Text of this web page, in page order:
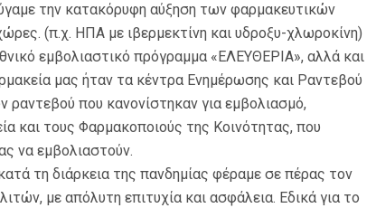
την κατακόρυφη αύξηση των φαρμακευτικών
(π.χ. ΗΠΑ με ιβερμεκτίνη και υδροξυ-χλωροκίνη)
εμβολιαστικό πρόγραμμα «ΕΛΕΥΘΕΡΙΑ», αλλά και
μας ήταν τα κέντρα Ενημέρωσης και Ραντεβού
που κανονίστηκαν για εμβολιασμό,
και τους Φαρμακοποιούς της Κοινότητας, που
να εμβολιαστούν.
τη διάρκεια της πανδημίας φέραμε σε πέρας τον
με απόλυτη επιτυχία και ασφάλεια. Εδικά για το